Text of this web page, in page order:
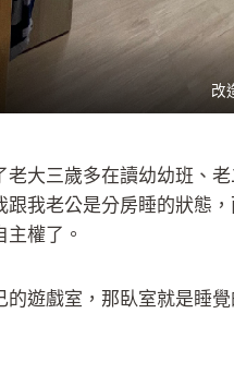
改
大三歲多在讀幼幼班、
我老公是分房睡的狀態
權了。
遊戲室，那臥室就是睡覺